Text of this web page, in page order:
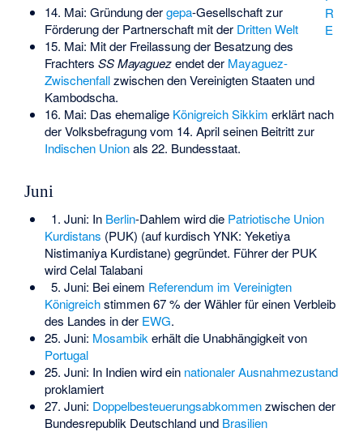
R
E
14. Mai: Gründung dergepa-Gesellschaft zur
Förderung der Partnerschaft mit der Dritten Welt
15. Mai: Mit der Freilassung der Besatzung des
Frachters SS Mayaguezendet der Mayaguez-
Zwischenfallzwischen den Vereinigten Staaten und
Kambodscha.
16. Mai: Das ehemalige Königreich Sikkim erklärt nach
der Volksbefragung vom 14. April seinen Beitritt zur
Indischen Unionals 22. Bundesstaat.
Juni
1. Juni: In Berlin-Dahlem wird die Patriotische Union
Kurdistans (PUK) (auf kurdisch YNK: Yeketiya
Nistimaniya Kurdistane) gegründet. Führer der PUK
wirdCelal Talabani
5. Juni: Bei einem Referendum im Vereinigten
Königreichstimmen 67 % der Wähler für einen Verbleib
des Landes in der EWG.
25. Juni: Mosambik erhält die Unabhängigkeit von
Portugal
25. Juni: In Indien wird ein nationaler Ausnahmezustand
proklamiert
27. Juni: Doppelbesteuerungsabkommenzwischen der
Bundesrepublik Deutschland und Brasilien